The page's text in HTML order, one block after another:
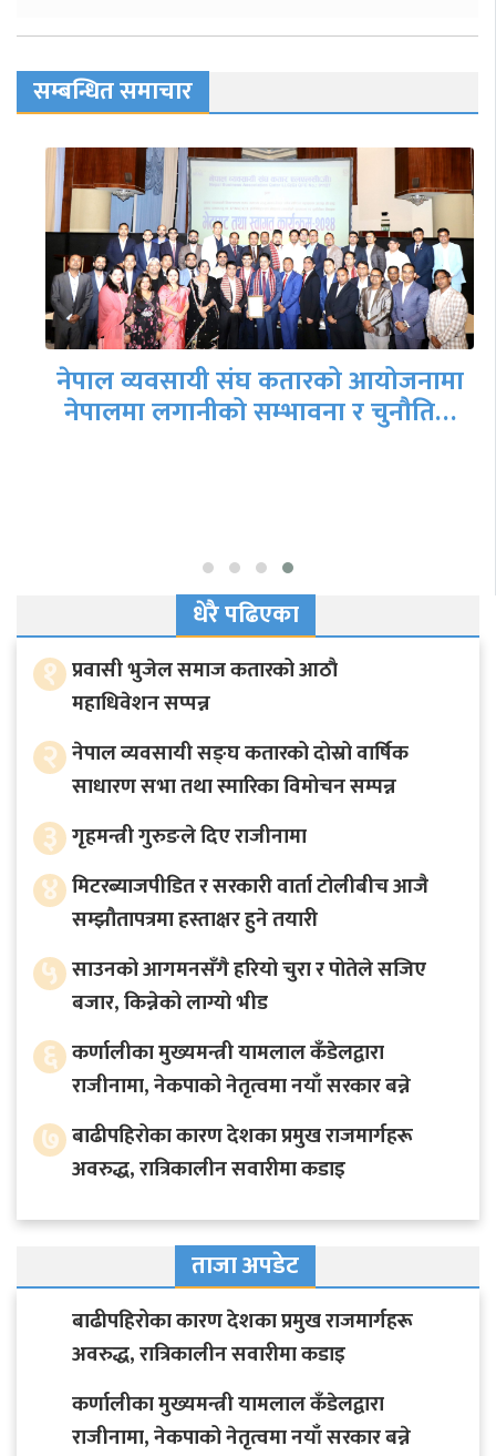
सम्बन्धित समाचार
नेपाल व्यवसायी संघ कतारको आयोजनामा
नेपालमा लगानीको सम्भावना र चुनौति…
धेरै पढिएका
१ प्रवासी भुजेल समाज कतारको आठाै
महाधिवेशन सप्पन्न
२ नेपाल व्यवसायी सङ्घ कतारको दोस्रो वार्षिक
साधारण सभा तथा स्मारिका विमोचन सम्पन्न
३ गृहमन्त्री गुरुङले दिए राजीनामा
४ मिटरब्याजपीडित र सरकारी वार्ता टोलीबीच आजै
सम्झौतापत्रमा हस्ताक्षर हुने तयारी
५ साउनको आगमनसँगै हरियो चुरा र पोतेले सजिए
बजार, किन्नेको लाग्यो भीड
६ कर्णालीका मुख्यमन्त्री यामलाल कँडेलद्वारा
राजीनामा, नेकपाको नेतृत्वमा नयाँ सरकार बन्ने
७ बाढीपहिरोका कारण देशका प्रमुख राजमार्गहरू
अवरुद्ध, रात्रिकालीन सवारीमा कडाइ
ताजा अपडेट
बाढीपहिरोका कारण देशका प्रमुख राजमार्गहरू
अवरुद्ध, रात्रिकालीन सवारीमा कडाइ
कर्णालीका मुख्यमन्त्री यामलाल कँडेलद्वारा
राजीनामा, नेकपाको नेतृत्वमा नयाँ सरकार बन्ने